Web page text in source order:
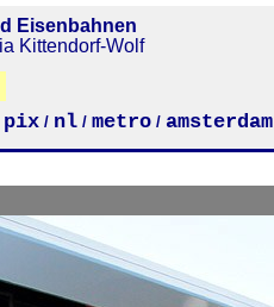
Eisenbahnen
Kittendorf-Wolf
pix / nl / metro / amsterdam